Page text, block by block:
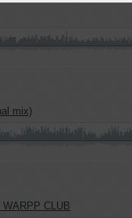
mix)
CLUB